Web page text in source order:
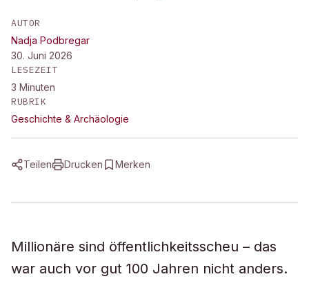
AUTOR
Nadja Podbregar
30. Juni 2026
LESEZEIT
3 Minuten
RUBRIK
Geschichte & Archäologie
Teilen Drucken Merken
Millionäre sind öffentlichkeitsscheu – das
war auch vor gut 100 Jahren nicht anders.